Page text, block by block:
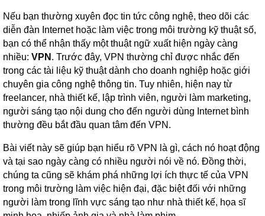
Nếu bạn thường xuyên đọc tin tức công nghệ, theo dõi các
diễn đàn Internet hoặc làm việc trong môi trường kỹ thuật số,
bạn có thể nhận thấy một thuật ngữ xuất hiện ngày càng
nhiều: VPN . Trước đây, VPN thường chỉ được nhắc đến
trong các tài liệu kỹ thuật dành cho doanh nghiệp hoặc giới
chuyên gia công nghệ thông tin. Tuy nhiên, hiện nay từ
freelancer, nhà thiết kế, lập trình viên, người làm marketing,
người sáng tạo nội dung cho đến người dùng Internet bình
thường đều bắt đầu quan tâm đến VPN.
Bài viết này sẽ giúp bạn hiểu rõ VPN là gì, cách nó hoạt động
và tại sao ngày càng có nhiều người nói về nó. Đồng thời,
chúng ta cũng sẽ khám phá những lợi ích thực tế của VPN
trong môi trường làm việc hiện đại, đặc biệt đối với những
người làm trong lĩnh vực sáng tạo như nhà thiết kế, họa sĩ